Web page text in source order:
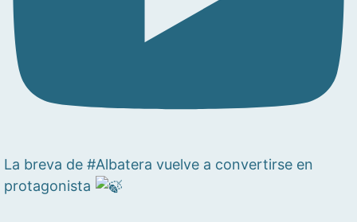
La breva de #Albatera vuelve a convertirse en
protagonista